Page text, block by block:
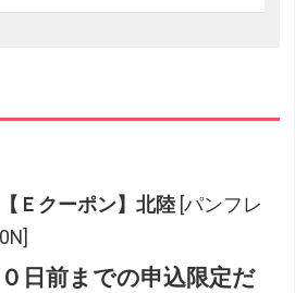
Ｅクーポン】北陸 [パンフレ
０日前までの申込限定だ